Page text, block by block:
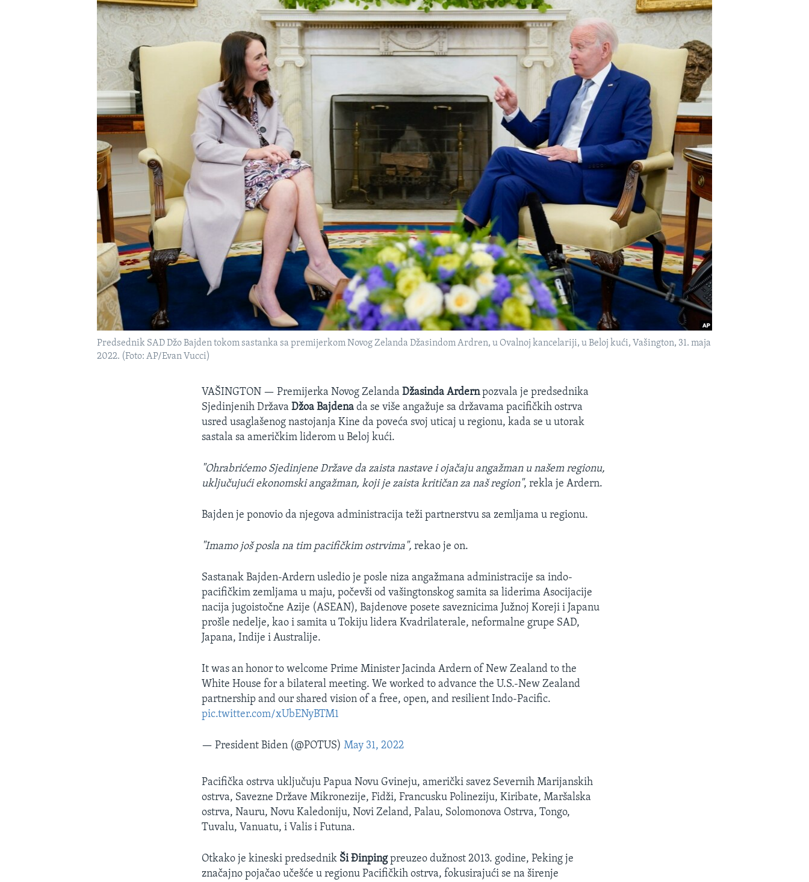
Predsednik SAD Džo Bajden tokom sastanka sa premijerkom Novog Zelanda Džasindom Ardren, u Ovalnoj kancelariji, u Beloj kući, Vašington, 31. maja
2022. (Foto: AP/Evan Vucci)
VAŠINGTON —Premijerka Novog ZelandaDžasinda Ardernpozvala je predsednika
Sjedinjenih DržavaDžoa Bajdena da se više angažuje sa državama pacifičkih ostrva
usred usaglašenog nastojanja Kine da poveća svoj uticaj u regionu, kada se u utorak
sastala sa američkim liderom u Beloj kući.
"Ohrabrićemo Sjedinjene Države da zaista nastave i ojačaju angažman u našem regionu,
uključujući ekonomski angažman, koji je zaista kritičan za naš region", rekla je Ardern.
Bajden je ponovio da njegova administracija teži partnerstvu sa zemljama u regionu.
"Imamo još posla na tim pacifičkim ostrvima", rekao je on.
Sastanak Bajden-Ardern usledio je posle niza angažmana administracije sa indo-
pacifičkim zemljama u maju, počevši od vašingtonskog samita sa liderima Asocijacije
nacija jugoistočne Azije (ASEAN), Bajdenove posete saveznicima Južnoj Koreji i Japanu
prošle nedelje, kao i samita u Tokiju lidera Kvadrilaterale, neformalne grupe SAD,
Japana, Indije i Australije.
It was an honor to welcome Prime Minister Jacinda Ardern of New Zealand to the
White House for a bilateral meeting. We worked to advance the U.S.-New Zealand
partnership and our shared vision of a free, open, and resilient Indo-Pacific.
pic.twitter.com/xUbENyBTM1
— President Biden (@POTUS)May 31, 2022
Pacifička ostrva uključuju Papua Novu Gvineju, američki savez Severnih Marijanskih
ostrva, Savezne Države Mikronezije, Fidži, Francusku Polineziju, Kiribate, Maršalska
ostrva, Nauru, Novu Kaledoniju, Novi Zeland, Palau, Solomonova Ostrva, Tongo,
Tuvalu, Vanuatu, i Valis i Futuna.
Otkako je kineski predsednik Ši Đinpingpreuzeo dužnost 2013. godine, Peking je
značajno pojačao učešće u regionu Pacifičkih ostrva, fokusirajući se na širenje